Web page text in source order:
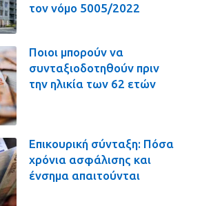
τον νόμο 5005/2022
Ποιοι μπορούν να
συνταξιοδοτηθούν πριν
την ηλικία των 62 ετών
Επικουρική σύνταξη: Πόσα
χρόνια ασφάλισης και
ένσημα απαιτούνται